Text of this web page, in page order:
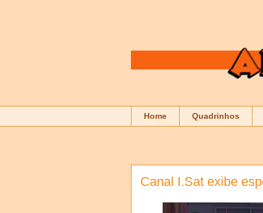
Home Quadrinhos
Canal I.Sat exibe